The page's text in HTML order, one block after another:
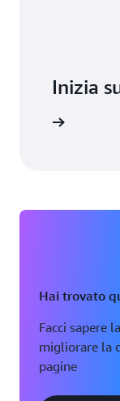
Inizia
Hai trovato
Facci sapere
migliorare la
pagine